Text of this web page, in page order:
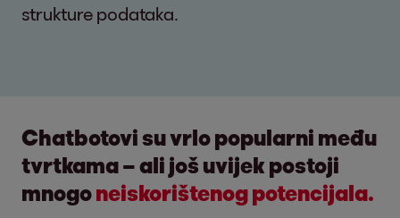
strukture podataka.
Chatbotovi su vrlo popularni među
tvrtkama – ali još uvijek postoji
mnogoneiskorištenog potencijala.